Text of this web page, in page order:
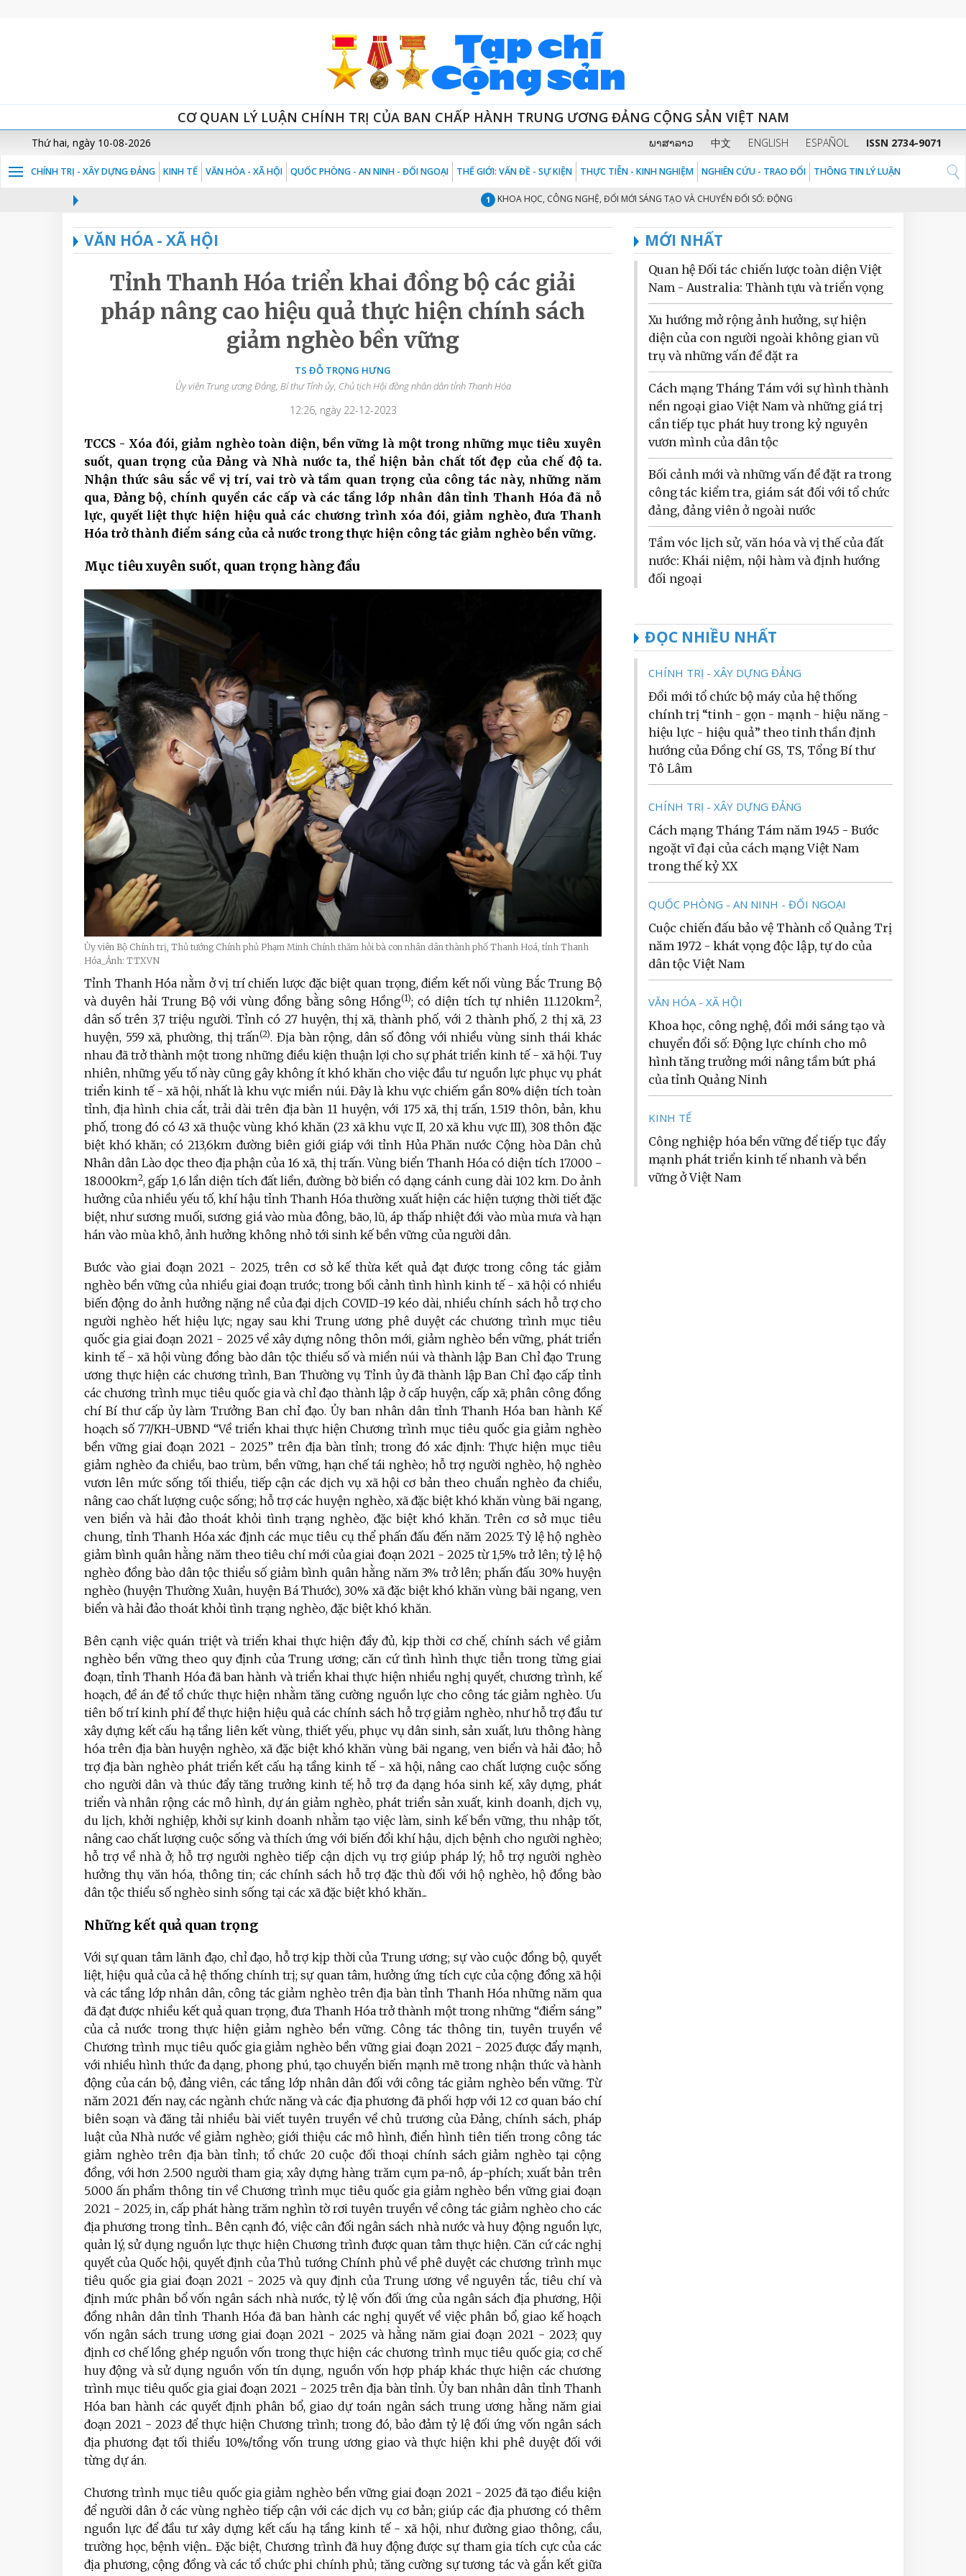
CƠ QUAN LÝ LUẬN CHÍNH TRỊ CỦA BAN CHẤP HÀNH TRUNG ƯƠNG ĐẢNG CỘNG SẢN VIỆT NAM
Thứ hai, ngày 10-08-2026 ພາສາລາວ 中文 ENGLISH ESPAÑOL ISSN 2734-9071
CHÍNH TRỊ - XÂY DỰNG ĐẢNG KINH TẾ VĂN HÓA - XÃ HỘI QUỐC PHÒNG - AN NINH - ĐỐI NGOẠI THẾ GIỚI: VẤN ĐỀ - SỰ KIỆN THỰC TIỄN - KINH NGHIỆM NGHIÊN CỨU - TRAO ĐỔI THÔNG TIN LÝ LUẬN
KHOA HỌC, CÔNG NGHỆ, ĐỔI MỚI SÁNG TẠO VÀ CHUYỂN ĐỔI SỐ: ĐỘNG LỰC CHÍNH CHO MÔ HÌNH TĂNG TRƯỞNG
VĂN HÓA - XÃ HỘI
Tỉnh Thanh Hóa triển khai đồng bộ các giải
pháp nâng cao hiệu quả thực hiện chính sách
giảm nghèo bền vững
TS ĐỖ TRỌNG HƯNG
Ủy viên Trung ương Đảng, Bí thư Tỉnh ủy, Chủ tịch Hội đồng nhân dân tỉnh Thanh Hóa
12:26, ngày 22-12-2023
TCCS - Xóa đói, giảm nghèo toàn diện, bền vững là một trong những mục tiêu xuyên
suốt, quan trọng của Đảng và Nhà nước ta, thể hiện bản chất tốt đẹp của chế độ ta.
Nhận thức sâu sắc về vị trí, vai trò và tầm quan trọng của công tác này, những năm
qua, Đảng bộ, chính quyền các cấp và các tầng lớp nhân dân tỉnh Thanh Hóa đã nỗ
lực, quyết liệt thực hiện hiệu quả các chương trình xóa đói, giảm nghèo, đưa Thanh
Hóa trở thành điểm sáng của cả nước trong thực hiện công tác giảm nghèo bền vững.
Mục tiêu xuyên suốt, quan trọng hàng đầu
Ủy viên Bộ Chính trị, Thủ tướng Chính phủ Phạm Minh Chính thăm hỏi bà con nhân dân thành phố Thanh Hoá, tỉnh Thanh
Hóa_Ảnh: TTXVN
Tỉnh Thanh Hóa nằm ở vị trí chiến lược đặc biệt quan trọng, điểm kết nối vùng Bắc Trung Bộ
và duyên hải Trung Bộ với vùng đồng bằng sông Hồng(1); có diện tích tự nhiên 11.120km2,
dân số trên 3,7 triệu người. Tỉnh có 27 huyện, thị xã, thành phố, với 2 thành phố, 2 thị xã, 23
huyện, 559 xã, phường, thị trấn(2). Địa bàn rộng, dân số đông với nhiều vùng sinh thái khác
nhau đã trở thành một trong những điều kiện thuận lợi cho sự phát triển kinh tế - xã hội. Tuy
nhiên, những yếu tố này cũng gây không ít khó khăn cho việc đầu tư nguồn lực phục vụ phát
triển kinh tế - xã hội, nhất là khu vực miền núi. Đây là khu vực chiếm gần 80% diện tích toàn
tỉnh, địa hình chia cắt, trải dài trên địa bàn 11 huyện, với 175 xã, thị trấn, 1.519 thôn, bản, khu
phố, trong đó có 43 xã thuộc vùng khó khăn (23 xã khu vực II, 20 xã khu vực III), 308 thôn đặc
biệt khó khăn; có 213,6km đường biên giới giáp với tỉnh Hủa Phăn nước Cộng hòa Dân chủ
Nhân dân Lào dọc theo địa phận của 16 xã, thị trấn. Vùng biển Thanh Hóa có diện tích 17.000 -
18.000km2, gấp 1,6 lần diện tích đất liền, đường bờ biển có dạng cánh cung dài 102 km. Do ảnh
hưởng của nhiều yếu tố, khí hậu tỉnh Thanh Hóa thường xuất hiện các hiện tượng thời tiết đặc
biệt, như sương muối, sương giá vào mùa đông, bão, lũ, áp thấp nhiệt đới vào mùa mưa và hạn
hán vào mùa khô, ảnh hưởng không nhỏ tới sinh kế bền vững của người dân.
Bước vào giai đoạn 2021 - 2025, trên cơ sở kế thừa kết quả đạt được trong công tác giảm
nghèo bền vững của nhiều giai đoạn trước; trong bối cảnh tình hình kinh tế - xã hội có nhiều
biến động do ảnh hưởng nặng nề của đại dịch COVID-19 kéo dài, nhiều chính sách hỗ trợ cho
người nghèo hết hiệu lực; ngay sau khi Trung ương phê duyệt các chương trình mục tiêu
quốc gia giai đoạn 2021 - 2025 về xây dựng nông thôn mới, giảm nghèo bền vững, phát triển
kinh tế - xã hội vùng đồng bào dân tộc thiểu số và miền núi và thành lập Ban Chỉ đạo Trung
ương thực hiện các chương trình, Ban Thường vụ Tỉnh ủy đã thành lập Ban Chỉ đạo cấp tỉnh
các chương trình mục tiêu quốc gia và chỉ đạo thành lập ở cấp huyện, cấp xã; phân công đồng
chí Bí thư cấp ủy làm Trưởng Ban chỉ đạo. Ủy ban nhân dân tỉnh Thanh Hóa ban hành Kế
hoạch số 77/KH-UBND “Về triển khai thực hiện Chương trình mục tiêu quốc gia giảm nghèo
bền vững giai đoạn 2021 - 2025” trên địa bàn tỉnh; trong đó xác định: Thực hiện mục tiêu
giảm nghèo đa chiều, bao trùm, bền vững, hạn chế tái nghèo; hỗ trợ người nghèo, hộ nghèo
vươn lên mức sống tối thiểu, tiếp cận các dịch vụ xã hội cơ bản theo chuẩn nghèo đa chiều,
nâng cao chất lượng cuộc sống; hỗ trợ các huyện nghèo, xã đặc biệt khó khăn vùng bãi ngang,
ven biển và hải đảo thoát khỏi tình trạng nghèo, đặc biệt khó khăn. Trên cơ sở mục tiêu
chung, tỉnh Thanh Hóa xác định các mục tiêu cụ thể phấn đấu đến năm 2025: Tỷ lệ hộ nghèo
giảm bình quân hằng năm theo tiêu chí mới của giai đoạn 2021 - 2025 từ 1,5% trở lên; tỷ lệ hộ
nghèo đồng bào dân tộc thiểu số giảm bình quân hằng năm 3% trở lên; phấn đấu 30% huyện
nghèo (huyện Thường Xuân, huyện Bá Thước), 30% xã đặc biệt khó khăn vùng bãi ngang, ven
biển và hải đảo thoát khỏi tình trạng nghèo, đặc biệt khó khăn.
Bên cạnh việc quán triệt và triển khai thực hiện đầy đủ, kịp thời cơ chế, chính sách về giảm
nghèo bền vững theo quy định của Trung ương; căn cứ tình hình thực tiễn trong từng giai
đoạn, tỉnh Thanh Hóa đã ban hành và triển khai thực hiện nhiều nghị quyết, chương trình, kế
hoạch, đề án để tổ chức thực hiện nhằm tăng cường nguồn lực cho công tác giảm nghèo. Ưu
tiên bố trí kinh phí để thực hiện hiệu quả các chính sách hỗ trợ giảm nghèo, như hỗ trợ đầu tư
xây dựng kết cấu hạ tầng liên kết vùng, thiết yếu, phục vụ dân sinh, sản xuất, lưu thông hàng
hóa trên địa bàn huyện nghèo, xã đặc biệt khó khăn vùng bãi ngang, ven biển và hải đảo; hỗ
trợ địa bàn nghèo phát triển kết cấu hạ tầng kinh tế - xã hội, nâng cao chất lượng cuộc sống
cho người dân và thúc đẩy tăng trưởng kinh tế; hỗ trợ đa dạng hóa sinh kế, xây dựng, phát
triển và nhân rộng các mô hình, dự án giảm nghèo, phát triển sản xuất, kinh doanh, dịch vụ,
du lịch, khởi nghiệp, khởi sự kinh doanh nhằm tạo việc làm, sinh kế bền vững, thu nhập tốt,
nâng cao chất lượng cuộc sống và thích ứng với biến đổi khí hậu, dịch bệnh cho người nghèo;
hỗ trợ về nhà ở; hỗ trợ người nghèo tiếp cận dịch vụ trợ giúp pháp lý; hỗ trợ người nghèo
hưởng thụ văn hóa, thông tin; các chính sách hỗ trợ đặc thù đối với hộ nghèo, hộ đồng bào
dân tộc thiểu số nghèo sinh sống tại các xã đặc biệt khó khăn...
Những kết quả quan trọng
Với sự quan tâm lãnh đạo, chỉ đạo, hỗ trợ kịp thời của Trung ương; sự vào cuộc đồng bộ, quyết
liệt, hiệu quả của cả hệ thống chính trị; sự quan tâm, hưởng ứng tích cực của cộng đồng xã hội
và các tầng lớp nhân dân, công tác giảm nghèo trên địa bàn tỉnh Thanh Hóa những năm qua
đã đạt được nhiều kết quả quan trọng, đưa Thanh Hóa trở thành một trong những “điểm sáng”
của cả nước trong thực hiện giảm nghèo bền vững. Công tác thông tin, tuyên truyền về
Chương trình mục tiêu quốc gia giảm nghèo bền vững giai đoạn 2021 - 2025 được đẩy mạnh,
với nhiều hình thức đa dạng, phong phú, tạo chuyển biến mạnh mẽ trong nhận thức và hành
động của cán bộ, đảng viên, các tầng lớp nhân dân đối với công tác giảm nghèo bền vững. Từ
năm 2021 đến nay, các ngành chức năng và các địa phương đã phối hợp với 12 cơ quan báo chí
biên soạn và đăng tải nhiều bài viết tuyên truyền về chủ trương của Đảng, chính sách, pháp
luật của Nhà nước về giảm nghèo; giới thiệu các mô hình, điển hình tiên tiến trong công tác
giảm nghèo trên địa bàn tỉnh; tổ chức 20 cuộc đối thoại chính sách giảm nghèo tại cộng
đồng, với hơn 2.500 người tham gia; xây dựng hàng trăm cụm pa-nô, áp-phích; xuất bản trên
5.000 ấn phẩm thông tin về Chương trình mục tiêu quốc gia giảm nghèo bền vững giai đoạn
2021 - 2025; in, cấp phát hàng trăm nghìn tờ rơi tuyên truyền về công tác giảm nghèo cho các
địa phương trong tỉnh... Bên cạnh đó, việc cân đối ngân sách nhà nước và huy động nguồn lực,
quản lý, sử dụng nguồn lực thực hiện Chương trình được quan tâm thực hiện. Căn cứ các nghị
quyết của Quốc hội, quyết định của Thủ tướng Chính phủ về phê duyệt các chương trình mục
tiêu quốc gia giai đoạn 2021 - 2025 và quy định của Trung ương về nguyên tắc, tiêu chí và
định mức phân bổ vốn ngân sách nhà nước, tỷ lệ vốn đối ứng của ngân sách địa phương, Hội
đồng nhân dân tỉnh Thanh Hóa đã ban hành các nghị quyết về việc phân bổ, giao kế hoạch
vốn ngân sách trung ương giai đoạn 2021 - 2025 và hằng năm giai đoạn 2021 - 2023; quy
định cơ chế lồng ghép nguồn vốn trong thực hiện các chương trình mục tiêu quốc gia; cơ chế
huy động và sử dụng nguồn vốn tín dụng, nguồn vốn hợp pháp khác thực hiện các chương
trình mục tiêu quốc gia giai đoạn 2021 - 2025 trên địa bàn tỉnh. Ủy ban nhân dân tỉnh Thanh
Hóa ban hành các quyết định phân bổ, giao dự toán ngân sách trung ương hằng năm giai
đoạn 2021 - 2023 để thực hiện Chương trình; trong đó, bảo đảm tỷ lệ đối ứng vốn ngân sách
địa phương đạt tối thiểu 10%/tổng vốn trung ương giao và thực hiện khi phê duyệt đối với
từng dự án.
Chương trình mục tiêu quốc gia giảm nghèo bền vững giai đoạn 2021 - 2025 đã tạo điều kiện
để người dân ở các vùng nghèo tiếp cận với các dịch vụ cơ bản; giúp các địa phương có thêm
nguồn lực để đầu tư xây dựng kết cấu hạ tầng kinh tế - xã hội, như đường giao thông, cầu,
trường học, bệnh viện... Đặc biệt, Chương trình đã huy động được sự tham gia tích cực của các
địa phương, cộng đồng và các tổ chức phi chính phủ; tăng cường sự tương tác và gắn kết giữa
MỚI NHẤT
Quan hệ Đối tác chiến lược toàn diện Việt
Nam - Australia: Thành tựu và triển vọng
Xu hướng mở rộng ảnh hưởng, sự hiện
diện của con người ngoài không gian vũ
trụ và những vấn đề đặt ra
Cách mạng Tháng Tám với sự hình thành
nền ngoại giao Việt Nam và những giá trị
cần tiếp tục phát huy trong kỷ nguyên
vươn mình của dân tộc
Bối cảnh mới và những vấn đề đặt ra trong
công tác kiểm tra, giám sát đối với tổ chức
đảng, đảng viên ở ngoài nước
Tầm vóc lịch sử, văn hóa và vị thế của đất
nước: Khái niệm, nội hàm và định hướng
đối ngoại
ĐỌC NHIỀU NHẤT
CHÍNH TRỊ - XÂY DỰNG ĐẢNG
Đổi mới tổ chức bộ máy của hệ thống
chính trị “tinh - gọn - mạnh - hiệu năng -
hiệu lực - hiệu quả” theo tinh thần định
hướng của Đồng chí GS, TS, Tổng Bí thư
Tô Lâm
CHÍNH TRỊ - XÂY DỰNG ĐẢNG
Cách mạng Tháng Tám năm 1945 - Bước
ngoặt vĩ đại của cách mạng Việt Nam
trong thế kỷ XX
QUỐC PHÒNG - AN NINH - ĐỐI NGOẠI
Cuộc chiến đấu bảo vệ Thành cổ Quảng Trị
năm 1972 - khát vọng độc lập, tự do của
dân tộc Việt Nam
VĂN HÓA - XÃ HỘI
Khoa học, công nghệ, đổi mới sáng tạo và
chuyển đổi số: Động lực chính cho mô
hình tăng trưởng mới nâng tầm bứt phá
của tỉnh Quảng Ninh
KINH TẾ
Công nghiệp hóa bền vững để tiếp tục đẩy
mạnh phát triển kinh tế nhanh và bền
vững ở Việt Nam